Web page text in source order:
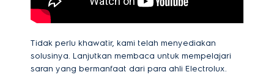
Tidak perlu khawatir, kami telah menyediakan
solusinya. Lanjutkan membaca untuk mempelajari
saran yang bermanfaat dari para ahli Electrolux.